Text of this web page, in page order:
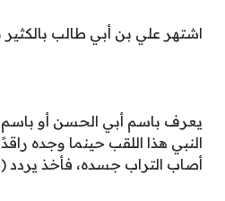
اشتهر علي بن أبي طالب
يعرف باسم أبي الحسن أو باسم
النبي هذا اللقب حينما وجده
أصاب التراب جسده، فأخذ يردد